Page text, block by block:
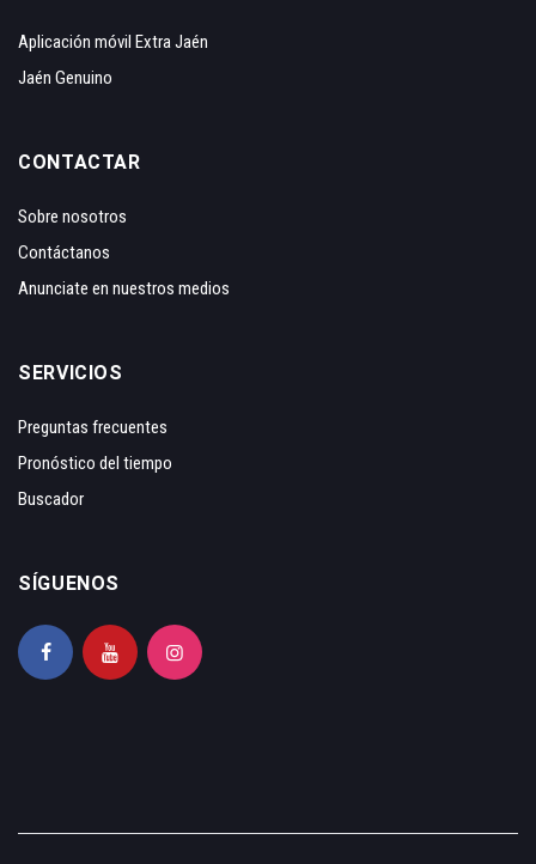
Aplicación móvil Extra Jaén
Jaén Genuino
CONTACTAR
Sobre nosotros
Contáctanos
Anunciate en nuestros medios
SERVICIOS
Preguntas frecuentes
Pronóstico del tiempo
Buscador
SÍGUENOS